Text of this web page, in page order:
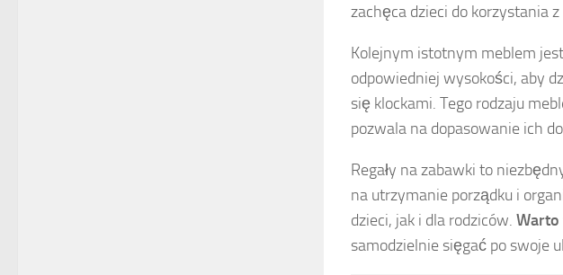
zachęca dzieci do korzystania z
Kolejnym istotnym meblem jest
odpowiedniej wysokości, aby
się klockami. Tego rodzaju
pozwala na dopasowanie ich
Regały na zabawki to
na utrzymanie porządku i
dzieci, jak i dla rodziców. Warto
samodzielnie sięgać po swoje